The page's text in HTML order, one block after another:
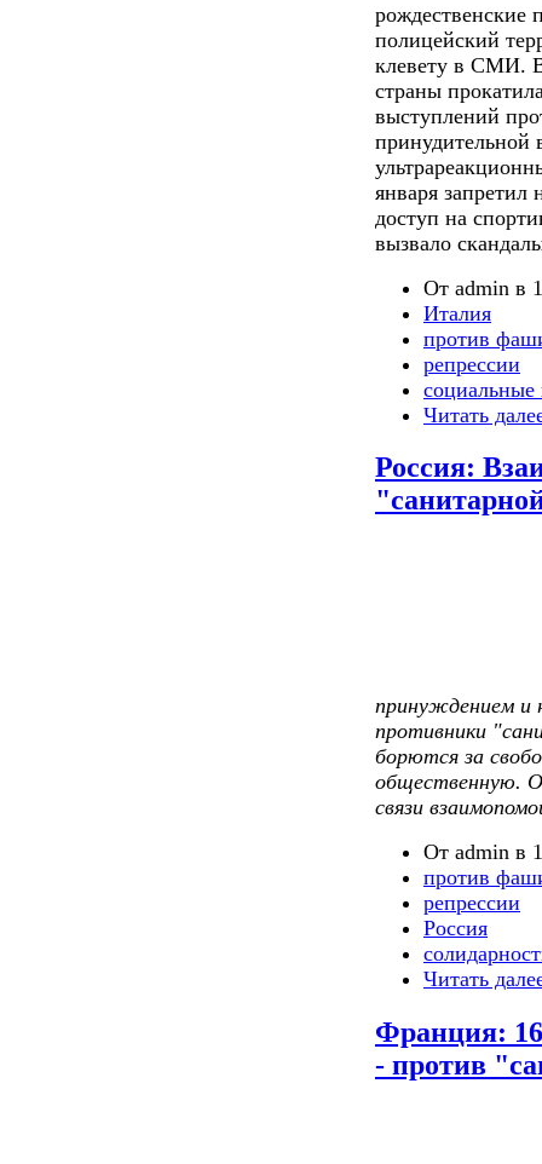
рождественские
полицейский
клевету в СМИ.
страны
выступлений
принудительной
января
доступ на
вызвало
От admin в
Италия
против
репрессии
социальные
Читать
Россия:
принуждением и
противники
борются за
общественную.
связи
От admin в
против
репрессии
Россия
Читать
Франция:
- против